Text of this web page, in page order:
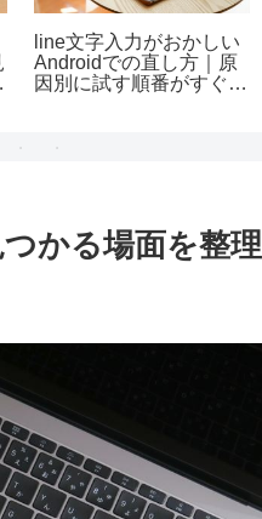
line文字入力がおかしい
Androidでの直し方｜原
因別に試す順番がすぐわ
かる場面を整理